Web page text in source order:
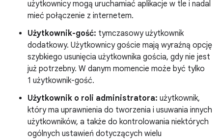
użytkownicy mogą uruchamiać aplikacje w tle i nadal
mieć połączenie z internetem.
Użytkownik-gość: tymczasowy użytkownik
dodatkowy. Użytkownicy goście mają wyraźną opcję
szybkiego usunięcia użytkownika gościa, gdy nie jest
już potrzebny. W danym momencie może być tylko
1 użytkownik-gość.
Użytkownik o roli administratora: użytkownik,
który ma uprawnienia do tworzenia i usuwania innych
użytkowników, a także do kontrolowania niektórych
ogólnych ustawień dotyczących wielu